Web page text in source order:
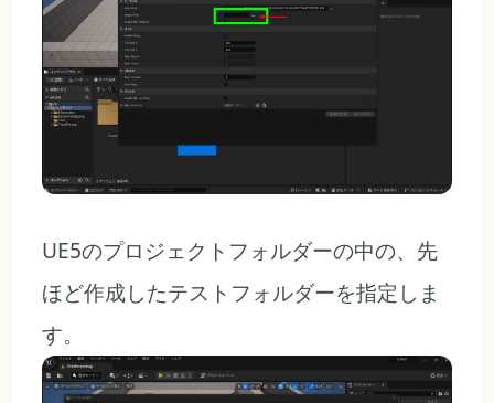
UE5のプロジェクトフォルダーの中の、先
ほど作成したテストフォルダーを指定しま
す。